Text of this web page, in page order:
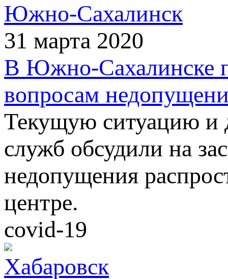
Южно-Сахалинск
31 марта 2020
В Южно-Сахалинске
вопросам
Текущую ситуацию и
служб обсудили на
недопущения
центре.
covid-19
Хабаровск